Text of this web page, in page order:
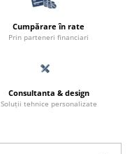
Cumpărare în rate
Prin parteneri financiari
Consultanta & design
Soluții tehnice personalizate